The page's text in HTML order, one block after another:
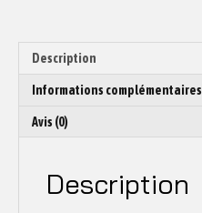
Description
Informations complémentaires
Avis (0)
Description